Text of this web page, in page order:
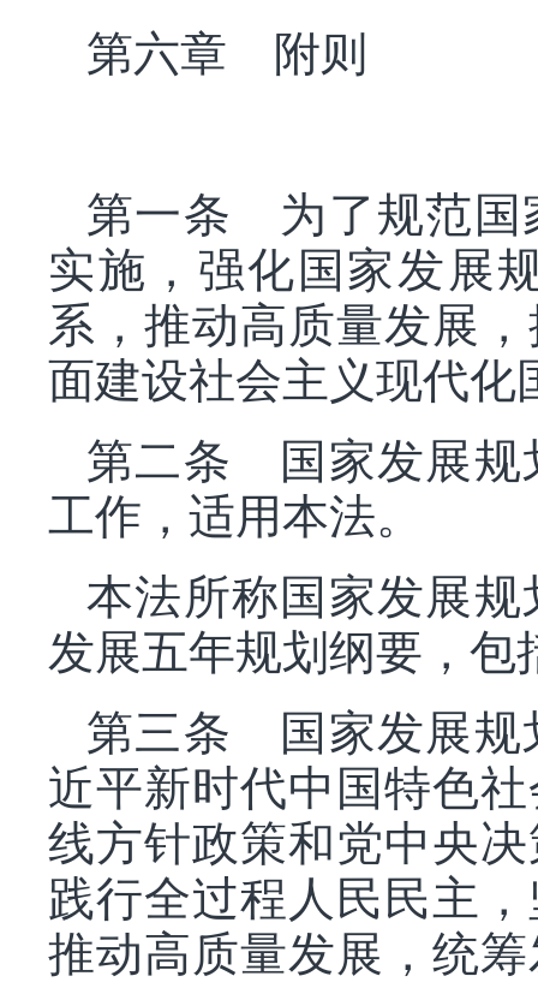
第六章 附则
第一条 为了规范国
实施，强化国家发展
系，推动高质量发展
面建设社会主义现代化
第二条 国家发展规
工作，适用本法。
本法所称国家发展
发展五年规划纲要，包
第三条 国家发展规
近平新时代中国特色
线方针政策和党中央
践行全过程人民民主
推动高质量发展，统